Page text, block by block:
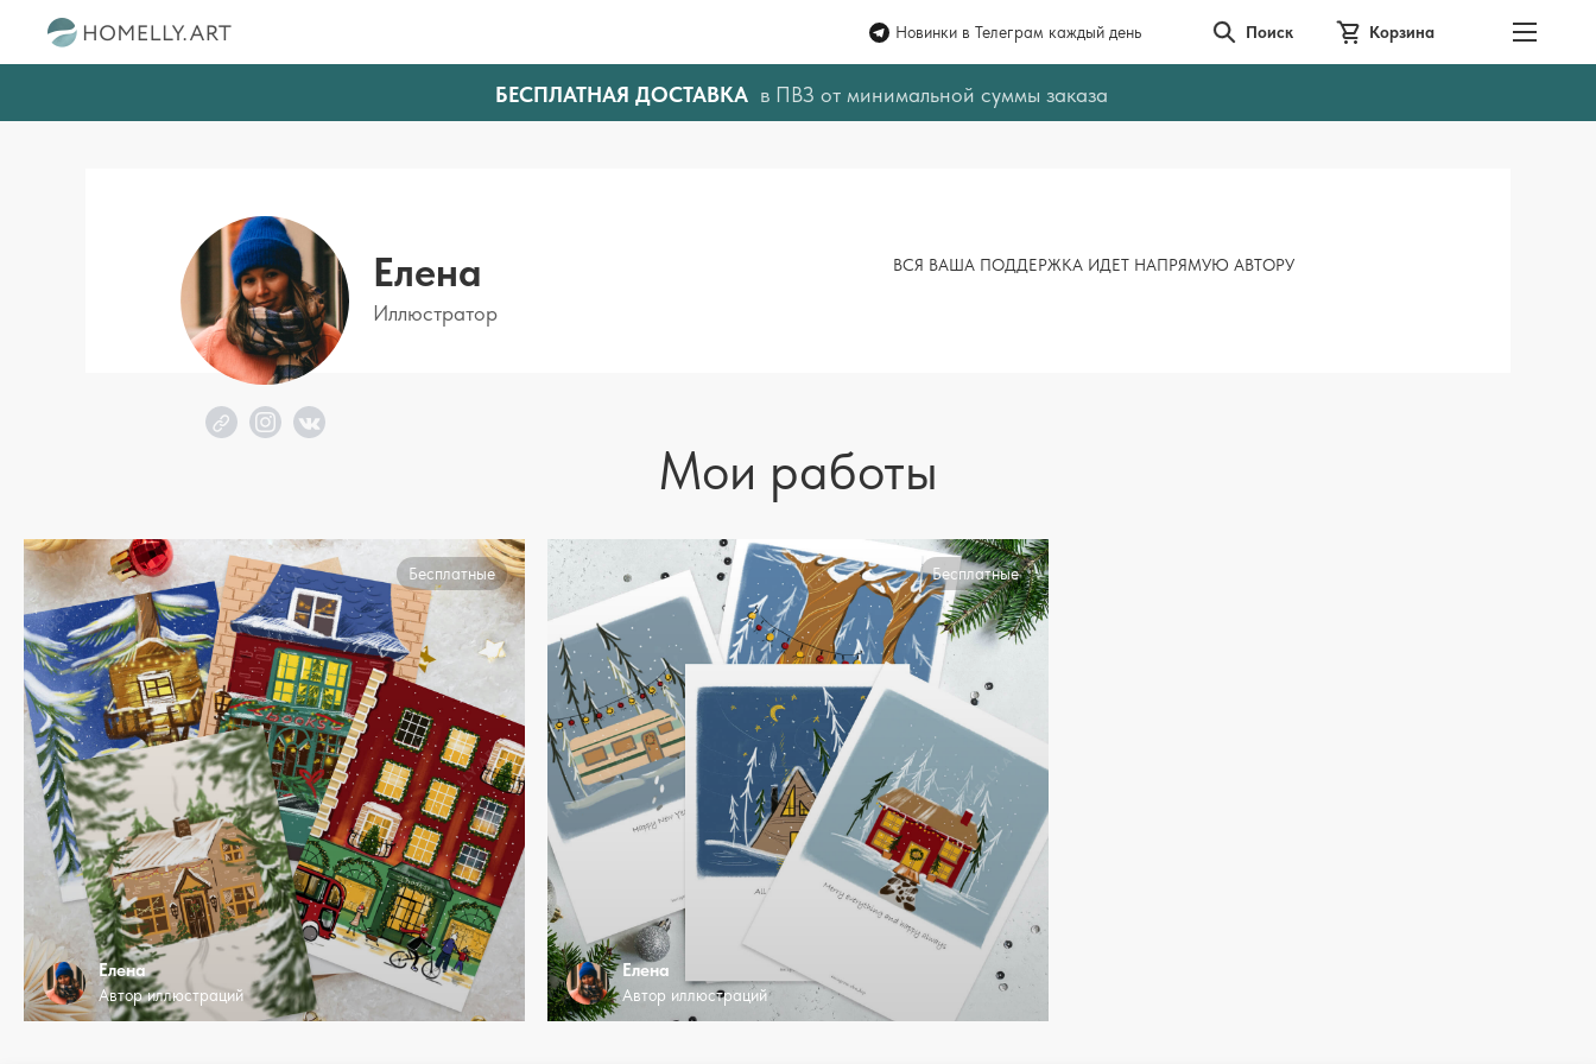
Новинки в Телеграм каждый день Поиск Корзина
БЕСПЛАТНАЯ ДОСТАВКА в ПВЗ от минимальной суммы заказа
Елена
Иллюстратор
ВСЯ ВАША ПОДДЕРЖКА ИДЕТ НАПРЯМУЮ АВТОРУ
Мои работы
Елена
Автор иллюстраций
Бесплатные
Елена
Автор иллюстраций
Бесплатные